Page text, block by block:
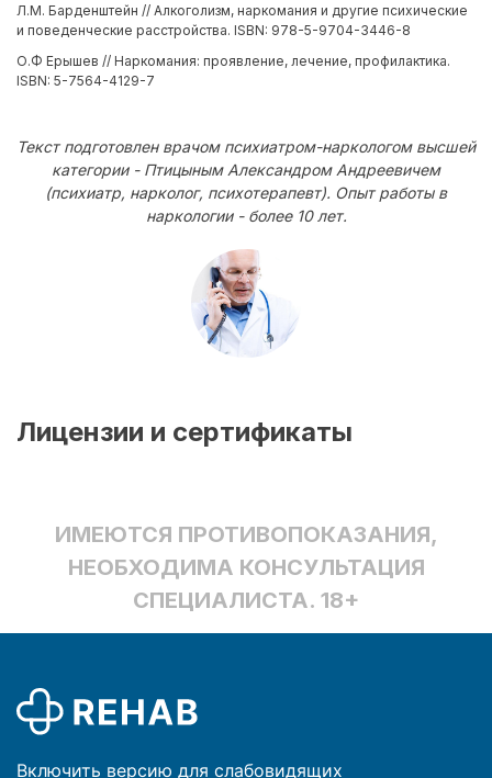
Л.М. Барденштейн // Алкоголизм, наркомания и другие психические
и поведенческие расстройства. ISBN: 978-5-9704-3446-8
О.Ф Ерышев // Наркомания: проявление, лечение, профилактика.
ISBN: 5-7564-4129-7
Текст подготовлен врачом психиатром-наркологом высшей
категории - Птицыным Александром Андреевичем
(психиатр, нарколог, психотерапевт). Опыт работы в
наркологии - более 10 лет.
Лицензии и сертификаты
ИМЕЮТСЯ ПРОТИВОПОКАЗАНИЯ,
НЕОБХОДИМА КОНСУЛЬТАЦИЯ
СПЕЦИАЛИСТА. 18+
Включить версию для слабовидящих